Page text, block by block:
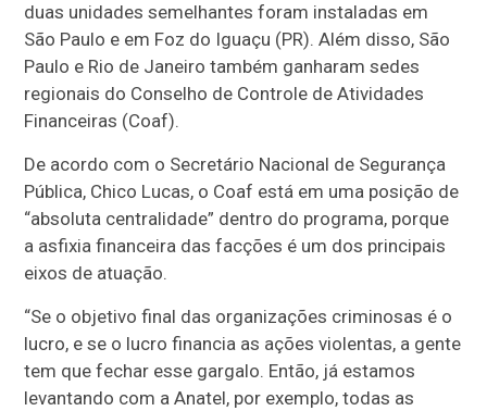
duas unidades semelhantes foram instaladas em
São Paulo e em Foz do Iguaçu (PR). Além disso, São
Paulo e Rio de Janeiro também ganharam sedes
regionais do Conselho de Controle de Atividades
Financeiras (Coaf).
De acordo com o Secretário Nacional de Segurança
Pública, Chico Lucas, o Coaf está em uma posição de
“absoluta centralidade” dentro do programa, porque
a asfixia financeira das facções é um dos principais
eixos de atuação.
“Se o objetivo final das organizações criminosas é o
lucro, e se o lucro financia as ações violentas, a gente
tem que fechar esse gargalo. Então, já estamos
levantando com a Anatel, por exemplo, todas as